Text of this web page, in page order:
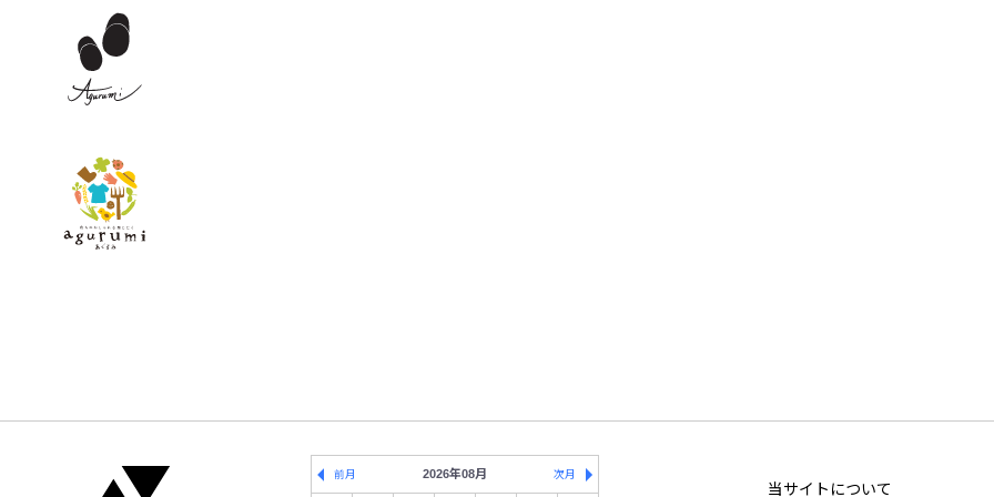
2026年08月
前月 次月
当サイトについて